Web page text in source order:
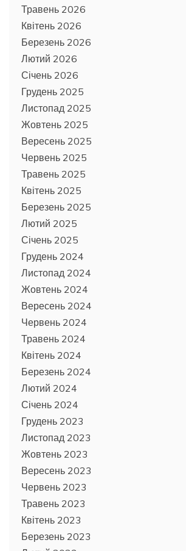
Травень 2026
Квітень 2026
Березень 2026
Лютий 2026
Січень 2026
Грудень 2025
Листопад 2025
Жовтень 2025
Вересень 2025
Червень 2025
Травень 2025
Квітень 2025
Березень 2025
Лютий 2025
Січень 2025
Грудень 2024
Листопад 2024
Жовтень 2024
Вересень 2024
Червень 2024
Травень 2024
Квітень 2024
Березень 2024
Лютий 2024
Січень 2024
Грудень 2023
Листопад 2023
Жовтень 2023
Вересень 2023
Червень 2023
Травень 2023
Квітень 2023
Березень 2023